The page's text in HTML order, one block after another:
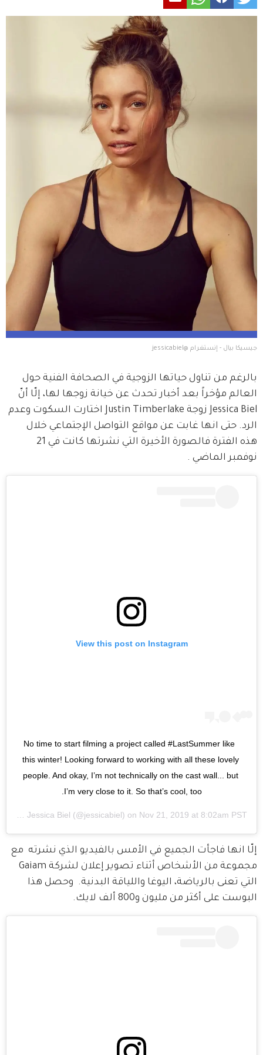
جيسيكا بيال - إنستغرام @jessicabiel
بالرغم من تناول حياتها الزوجية في الصحافة الفنية حول
العالم مؤخراً بعد أخبار تحدث عن خيانة زوجها لها، إلّا أنّ
Jessica Biel زوجة Justin Timberlake اختارت السكوت وعدم
الرد. حتى انها غابت عن مواقع التواصل الإجتماعي خلال
نوفمبر الماضي .
View this post on Instagram
No time to start filming a project called #LastSummer like
this winter! Looking forward to working with all these lovely
people. And okay, I’m not technically on the cast wall... but
I’m very close to it. So that’s cool, too.
Jessica Biel (@jessicabiel) on Nov 21, 2019 at 8:02am PST
إلّا انها فاجأت الجميع في الأمس بالفيديو الذي نشرته  مع
التي تعنى بالرياضة، اليوغا واللياقة البدنية.  وحصل هذا
البوست على أكثر من مليون و800 ألف لايك.